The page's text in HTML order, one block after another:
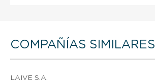
COMPAÑÍAS SIMILARES
LAIVE S.A.